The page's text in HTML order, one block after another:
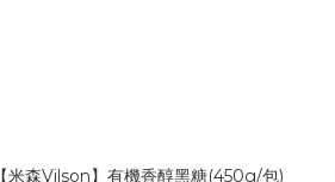
【米森Vilson】有機香醇黑糖(450g/包)